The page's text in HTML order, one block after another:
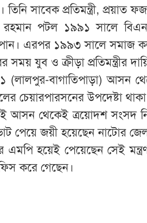
তিনি সাবেক প্রতিমন্ত্রী, প্রয়াত
পটল ১৯৯১ সালে
পান। এরপর ১৯৯৩ সালে সমাজ
সময় যুব ও ক্রীড়া প্রতিমন্ত্রীর
(লালপুর-বাগাতিপাড়া) আসন
চেয়ারপারসনের উপদেষ্টা
আসন থেকেই ত্রয়োদশ সংসদ
পেয়ে জয়ী হয়েছেন নাটোর
এমপি হয়েই পেয়েছেন সেই
করে গেছেন।